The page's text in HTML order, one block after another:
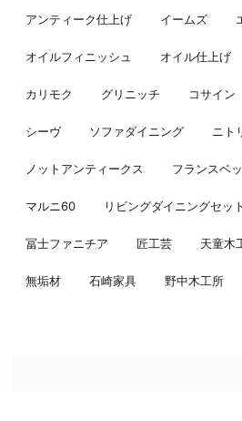
アンティーク仕上げ イームズ
オイルフィニッシュ オイル仕上げ
カリモク グリニッチ コサイン
シーヴ ソファダイニング ニト
ノットアンティークス フランスベ
マルニ60 リビングダイニングセット
冨士ファニチア 匠工芸 天童木
無垢材 石崎家具 野中木工所